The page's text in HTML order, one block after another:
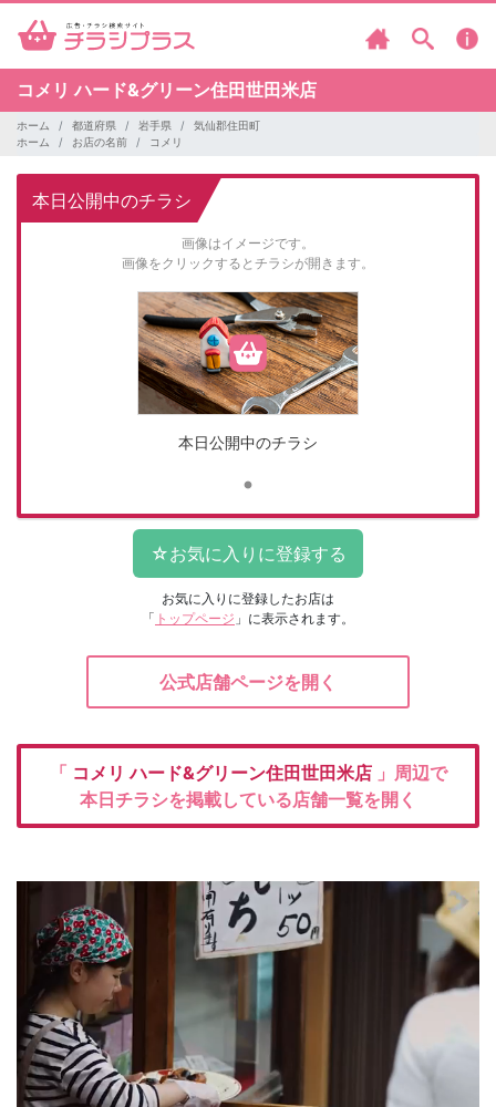
コメリハード&グリーン住田世田米店
ホーム 都道府県 岩手県
気仙郡住田町
ホーム
お店の名前 コメリ
本日公開中のチラシ
画像はイメージです。
画像をクリックするとチラシが開きます。
本日公開中のチラシ
お気に入りに登録したお店は
「 トップページ 」に表示されます。
公式店舗ページを開く
「 コメリハード&グリーン住田世田米店 」周辺で
本日チラシを掲載している店舗一覧を開く